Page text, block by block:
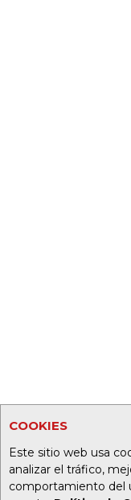
COOKIES
Este sitio web usa
analizar el tráfico,
comportamiento del